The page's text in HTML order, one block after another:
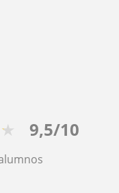
9,5/10